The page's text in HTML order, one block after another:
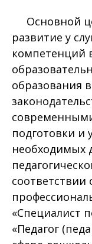
Основной
развитие у
компетенций
образования
подготовки и
необходимых
«Специалист
«Педагог